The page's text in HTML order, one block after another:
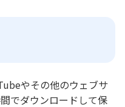
やその他のウェブサ
でダウンロードして保